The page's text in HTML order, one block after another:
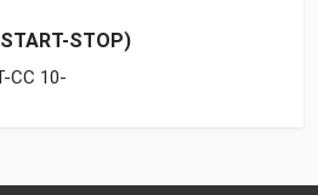
STOP)
CC 10-